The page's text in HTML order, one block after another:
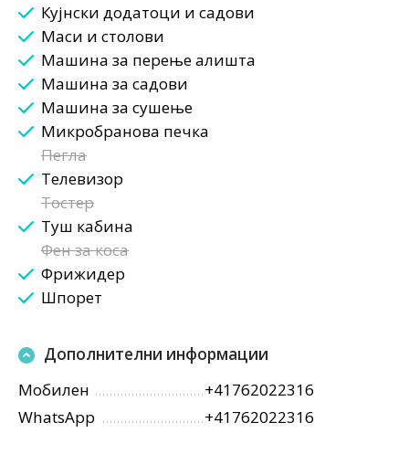
Кујнски додатоци и садови
Маси и столови
Машина за перење алишта
Машина за садови
Машина за сушење
Микробранова печка
Пегла
Телевизор
Тостер
Туш кабина
Фен за коса
Фрижидер
Шпорет
Дополнителни информации
Мобилен
+41762022316
WhatsApp
+41762022316